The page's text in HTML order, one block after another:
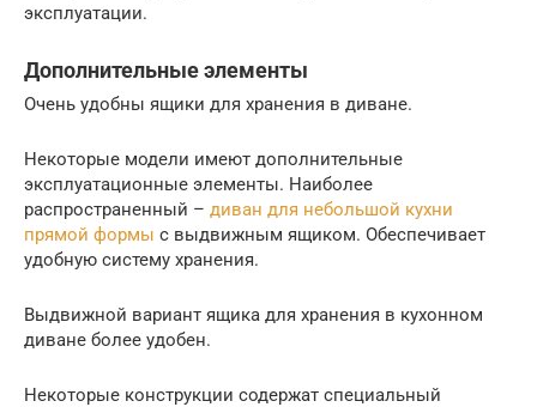
эксплуатации.
Дополнительные элементы
Очень удобны ящики для хранения в диване.
Некоторые модели имеют дополнительные
эксплуатационные элементы. Наиболее
распространенный – диван для небольшой кухни
прямой формы с выдвижным ящиком. Обеспечивает
удобную систему хранения.
Выдвижной вариант ящика для хранения в кухонном
диване более удобен.
Некоторые конструкции содержат специальный